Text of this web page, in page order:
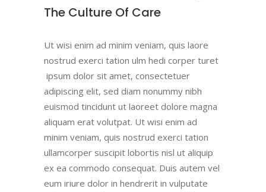
The Culture Of Care
Ut wisi enim ad minim veniam, quis laore
nostrud exerci tation ulm hedi corper turet
ipsum dolor sit amet, consectetuer
adipiscing elit, sed diam nonummy nibh
euismod tincidunt ut laoreet dolore magna
aliquam erat volutpat. Ut wisi enim ad
minim veniam, quis nostrud exerci tation
ullamcorper suscipit lobortis nisl ut aliquip
ex ea commodo consequat. Duis autem vel
eum iriure dolor in hendrerit in vulputate